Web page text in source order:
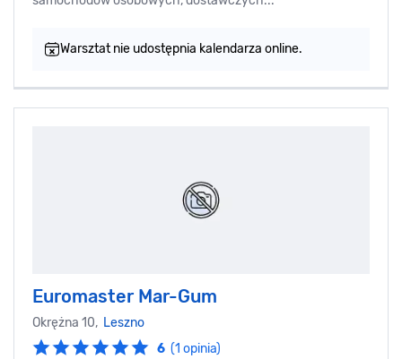
Warsztat nie udostępnia kalendarza online.
Euromaster Mar-Gum
Okrężna 10, Leszno
6 (1 opinia)